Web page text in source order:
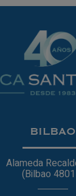
BILBAO
Alameda
(Bilbao